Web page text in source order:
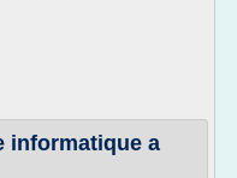
informatique a